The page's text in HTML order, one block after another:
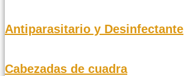
Antiparasitario y Desinfectante
Cabezadas de cuadra